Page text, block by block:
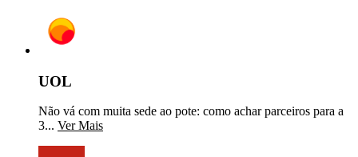
UOL
Não vá com muita sede ao pote: como achar parceiros para a
3... Ver Mais